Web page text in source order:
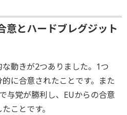
意とハードブレグジット
動きが2つありました。1つ
に合意されたことです。また
与党が勝利し、EUからの合意
ことです。